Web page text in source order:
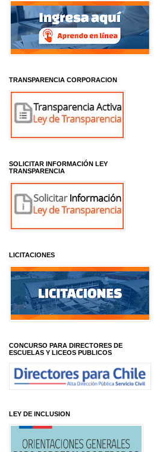
TRANSPARENCIA CORPORACION
SOLICITAR INFORMACIÓN LEY
TRANSPARENCIA
LICITACIONES
CONCURSO PARA DIRECTORES DE
ESCUELAS Y LICEOS PUBLICOS
LEY DE INCLUSION